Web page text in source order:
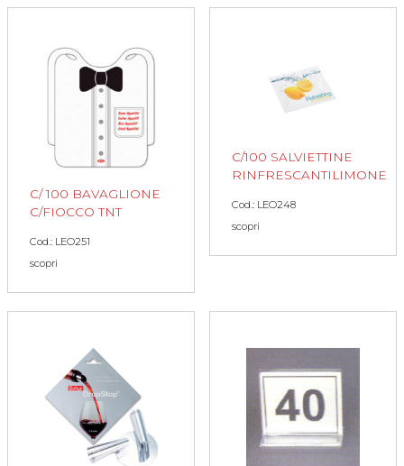
C/ 100 BAVAGLIONE
C/FIOCCO TNT
Cod.: LEO251
scopri
C/100 SALVIETTINE
RINFRESCANTILIMONE
Cod.: LEO248
scopri